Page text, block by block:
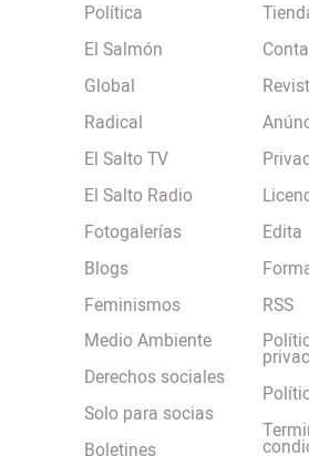
Política
El Salmón
Global
Radical
El Salto TV
El Salto Radio
Fotogalerías
Blogs
Feminismos
Medio Ambiente
Derechos sociales
Solo para socias
Edita
RSS